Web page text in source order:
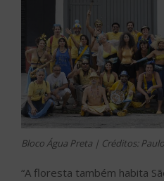
Bloco Água Preta | Créditos:
“A floresta também habita